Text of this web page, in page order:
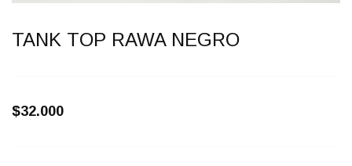
TANK TOP RAWA NEGRO
$32.000